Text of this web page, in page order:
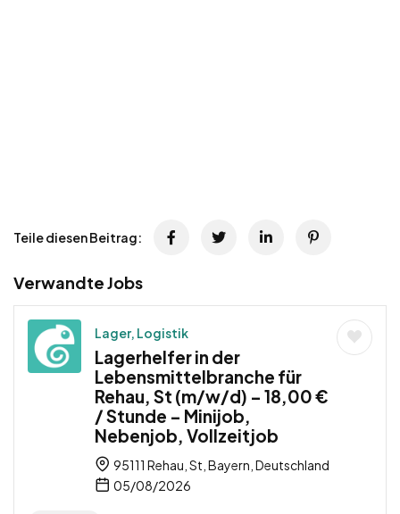
Teile diesen Beitrag:
Verwandte Jobs
Lager, Logistik
Lagerhelfer in der
Lebensmittelbranche für
Rehau, St (m/w/d) – 18,00 €
/ Stunde – Minijob,
Nebenjob, Vollzeitjob
95111 Rehau, St, Bayern, Deutschland
05/08/2026